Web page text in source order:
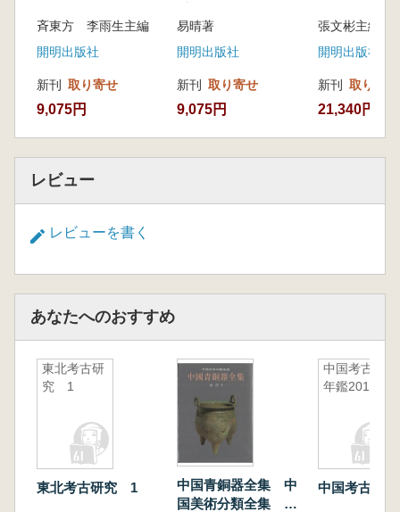
斉東方 李雨生主編
開明出版社
新刊 取り寄せ
9,075円
易晴著
開明出版社
新刊 取り寄せ
9,075円
張文彬主編
開明出版社
新刊 取り寄せ
21,340円
レビュー
レビューを書く
あなたへのおすすめ
東北考古研
究 1
東北考古研究 1
中国青銅器全集 中
国美術分類全集 全
中国考古学
年鑑2014
中国考古学